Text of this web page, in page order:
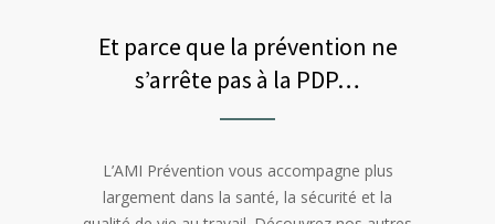
Et parce que la prévention ne
s’arrête pas à la PDP…
L’AMI Prévention vous accompagne plus
largement dans la santé, la sécurité et la